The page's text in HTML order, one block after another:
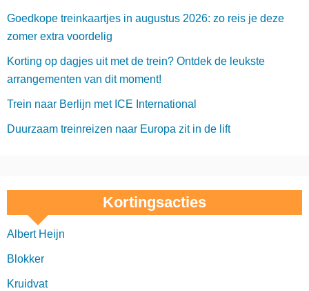
p
a
g
n
g
Goedkope treinkaartjes in augustus 2026: zo reis je deze
zomer extra voordelig
Korting op dagjes uit met de trein? Ontdek de leukste
arrangementen van dit moment!
Trein naar Berlijn met ICE International
Duurzaam treinreizen naar Europa zit in de lift
Kortingsacties
Albert Heijn
Blokker
Kruidvat